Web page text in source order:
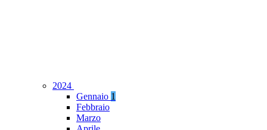
2024
Gennaio 1
Febbraio
Marzo